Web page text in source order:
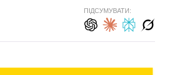
ПІДСУМУВАТИ: